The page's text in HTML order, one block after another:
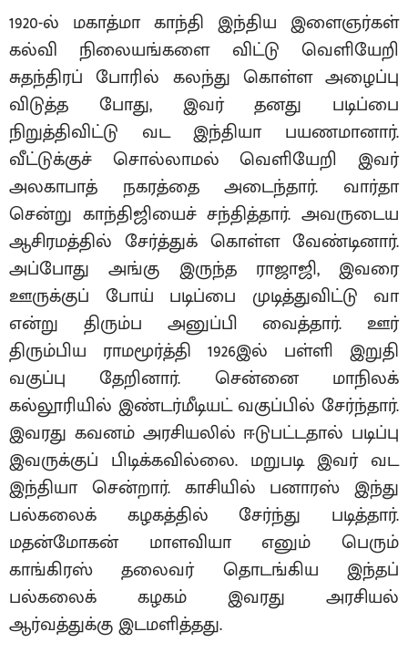
1920-ல் மகாத்மா காந்தி இந்திய இளைஞர்கள்
கல்வி நிலையங்களை விட்டு வெளியேறி
சுதந்திரப் போரில் கலந்து கொள்ள அழைப்பு
விடுத்த போது, இவர் தனது படிப்பை
நிறுத்திவிட்டு வட இந்தியா பயணமானார்.
வீட்டுக்குச் சொல்லாமல் வெளியேறி இவர்
அலகாபாத் நகரத்தை அடைந்தார். வார்தா
சென்று காந்திஜியைச் சந்தித்தார். அவருடைய
ஆசிரமத்தில் சேர்த்துக் கொள்ள வேண்டினார்.
அப்போது அங்கு இருந்த ராஜாஜி, இவரை
ஊருக்குப் போய் படிப்பை முடித்துவிட்டு வா
என்று திரும்ப அனுப்பி வைத்தார். ஊர்
திரும்பிய ராமமூர்த்தி 1926இல் பள்ளி இறுதி
வகுப்பு தேறினார். சென்னை மாநிலக்
கல்லூரியில் இண்டர்மீடியட் வகுப்பில் சேர்ந்தார்.
இவரது கவனம் அரசியலில் ஈடுபட்டதால் படிப்பு
இவருக்குப் பிடிக்கவில்லை. மறுபடி இவர் வட
இந்தியா சென்றார். காசியில் பனாரஸ் இந்து
பல்கலைக் கழகத்தில் சேர்ந்து படித்தார்.
மதன்மோகன் மாளவியா எனும் பெரும்
காங்கிரஸ் தலைவர் தொடங்கிய இந்தப்
பல்கலைக் கழகம் இவரது அரசியல்
ஆர்வத்துக்கு இடமளித்தது.